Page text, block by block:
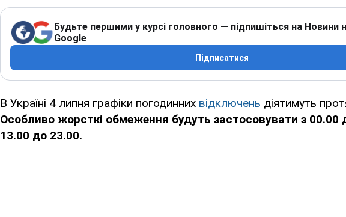
Будьте першими у курсі головного — підпишіться на Новини
Google
Підписатися
В Україні 4 липня графіки погодинних відключень діятимуть
Особливо жорсткі обмеження будуть застосовувати з 00.00
13.00 до 23.00.